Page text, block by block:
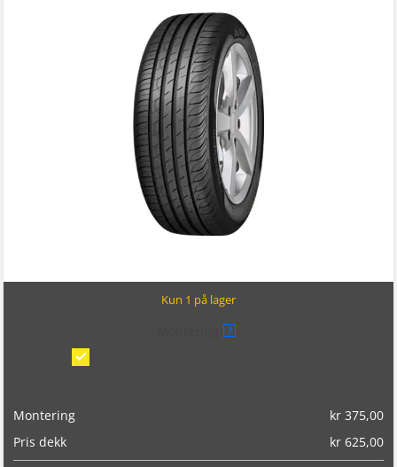
Kun 1 på lager
?
Montering kr375,00
Pris dekk
kr625,00